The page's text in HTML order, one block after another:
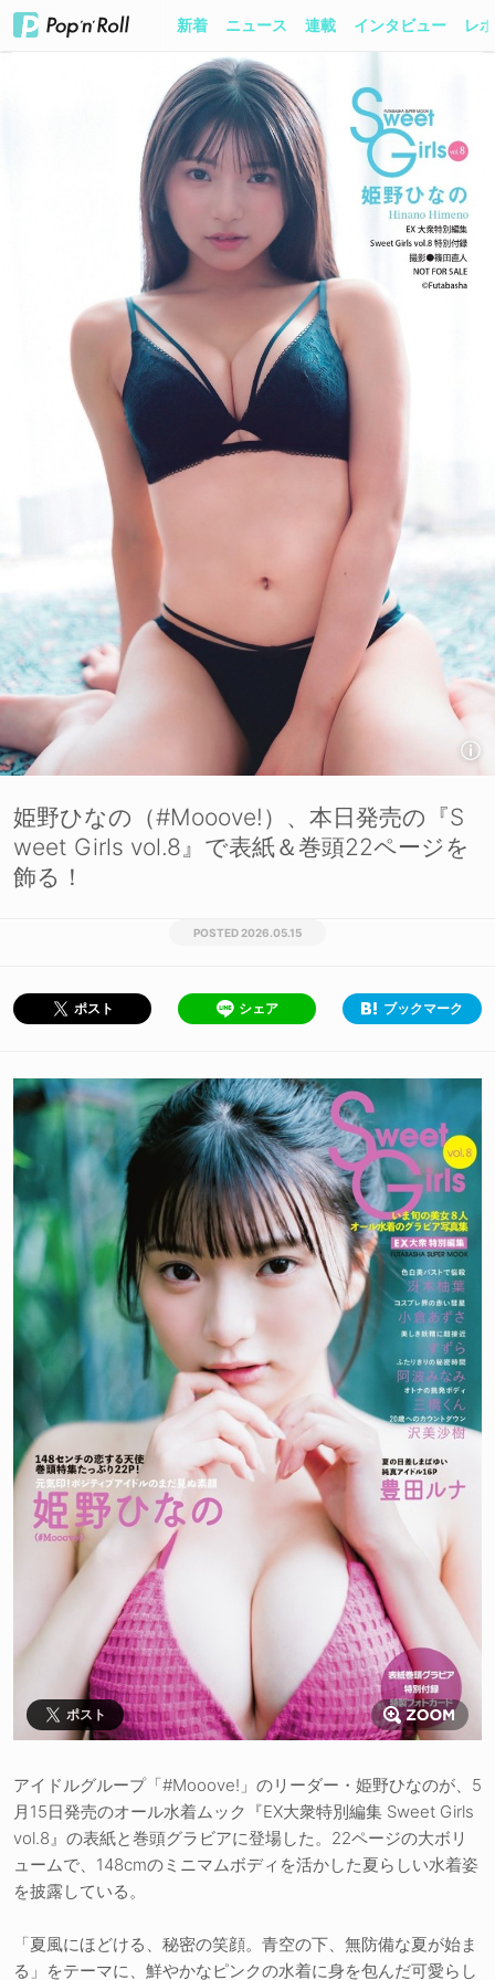
新着 ニュース 連載 インタビュー レ
姫野ひなの（#Mooove!）、本日発売の『S
weet Girls vol.8』で表紙＆巻頭22ページを
飾る！
2026.05.15
ポスト シェア ブックマーク
ポスト
アイドルグループ「#Mooove!」のリーダー・姫野ひなのが、5
月15日発売のオール水着ムック『EX大衆特別編集 Sweet Girls
vol.8』の表紙と巻頭グラビアに登場した。22ページの大ボリ
ュームで、148cmのミニマムボディを活かした夏らしい水着姿
を披露している。
「夏風にほどける、秘密の笑顔。青空の下、無防備な夏が始ま
る」をテーマに、鮮やかなピンクの水着に身を包んだ可愛らし